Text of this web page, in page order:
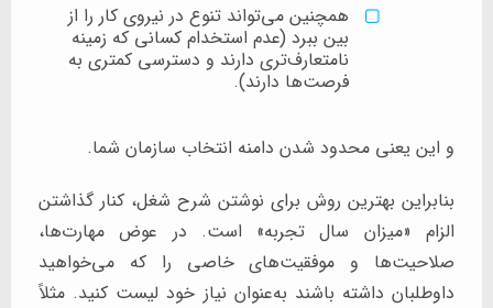
همچنین می‌تواند تنوع در نیروی کار را از
بین ببرد (عدم استخدام کسانی که زمینه
نامتعارف‌تری دارند و دسترسی کمتری به
فرصت‌ها دارند).
و این یعنی محدود شدن دامنه انتخاب سازمان شما.
بنابراین بهترین روش برای نوشتن شرح شغل، کنار گذاشتن
الزام «میزان سال تجربه» است. در عوض مهارت‌ها،
صلاحیت‌ها و موفقیت‌های خاصی را که می‌خواهید
داوطلبان داشته باشند به‌عنوان نیاز خود لیست کنید. مثلاً